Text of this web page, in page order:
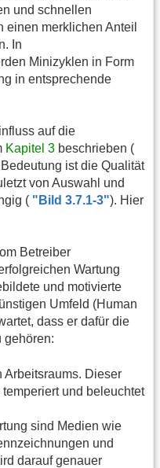
und schnellen
einen merklichen Anteil
In
Minizyklen in Form
in entsprechende
auf die
Kapitel 3 beschrieben (
ist die Qualität
von Auswahl und
( "Bild 3.7.1-3"). Hier
Betreiber
Wartung
und motivierte
Umfeld (Human
dass er dafür die
gehören:
Arbeitsraums. Dieser
und beleuchtet
sind Medien wie
und
darauf genauer